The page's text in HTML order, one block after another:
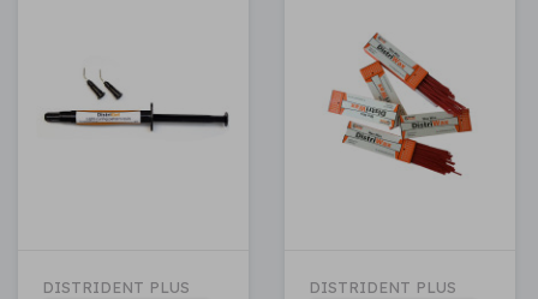
DISTRIDENT PLUS
DISTRIDENT PLUS